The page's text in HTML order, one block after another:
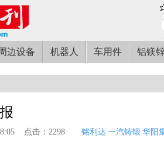
边设备 机器人 车用件 铝镁
点击：2298 铭利达 一汽铸锻 华阳